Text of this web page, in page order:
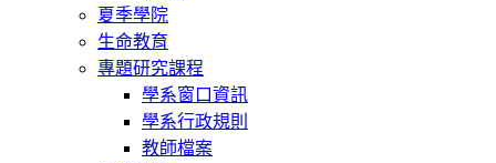
夏季學院
生命教育
專題研究課程
學系窗口資訊
學系行政規則
教師檔案